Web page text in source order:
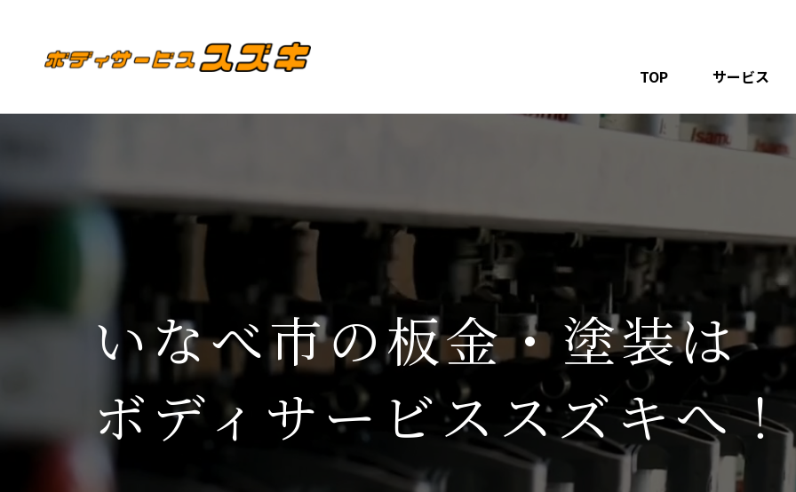
TOP サービス
いなべ市の板金・塗装は
ボディサービススズキへ！